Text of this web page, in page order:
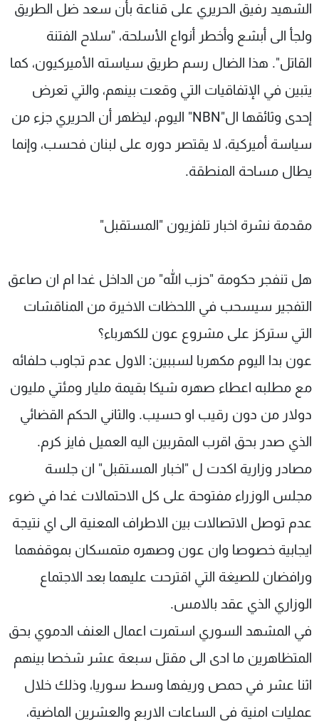
الشهيد رفيق الحريري على قناعة بأن سعد ضل الطريق
ولجأ الى أبشع وأخطر أنواع الأسلحة، "سلاح الفتنة
القاتل". هذا الضال رسم طريق سياسته الأميركيون، كما
يتبين في الإتفاقيات التي وقعت بينهم، والتي تعرض
إحدى وثائقها ال"NBN" اليوم، ليظهر أن الحريري جزء من
سياسة أميركية، لا يقتصر دوره على لبنان فحسب، وإنما
يطال مساحة المنطقة.
مقدمة نشرة اخبار تلفزيون "المستقبل"
هل تنفجر حكومة "حزب الله" من الداخل غدا ام ان صاعق
التفجير سيسحب في اللحظات الاخيرة من المناقشات
التي ستركز على مشروع عون للكهرباء؟
عون بدا اليوم مكهربا لسببين: الاول عدم تجاوب حلفائه
مع مطلبه اعطاء صهره شيكا بقيمة مليار ومئتي مليون
دولار من دون رقيب او حسيب. والثاني الحكم القضائي
الذي صدر بحق اقرب المقربين اليه العميل فايز كرم.
مصادر وزارية اكدت ل "اخبار المستقبل" ان جلسة
مجلس الوزراء مفتوحة على كل الاحتمالات غدا في ضوء
عدم توصل الاتصالات بين الاطراف المعنية الى اي نتيجة
ايجابية خصوصا وان عون وصهره متمسكان بموقفهما
ورافضان للصيغة التي اقترحت عليهما بعد الاجتماع
الوزاري الذي عقد بالامس.
في المشهد السوري استمرت اعمال العنف الدموي بحق
المتظاهرين ما ادى الى مقتل سبعة عشر شخصا بينهم
اثنا عشر في حمص وريفها وسط سوريا، وذلك خلال
عمليات امنية في الساعات الاربع والعشرين الماضية،